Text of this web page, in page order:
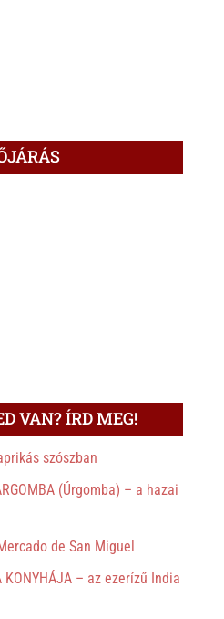
VAN? ÍRD MEG!
szószban
(Úrgomba) – a hazai
de San Miguel
KONYHÁJA – az ezerízű India